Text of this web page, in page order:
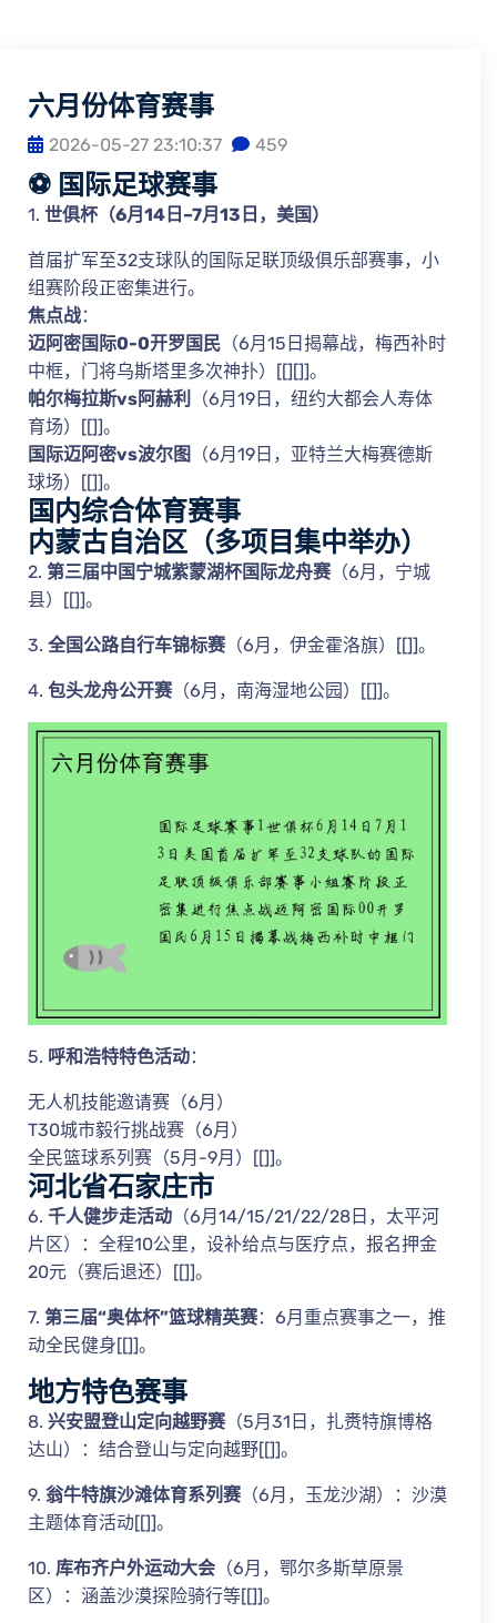
六月份体育赛事
2026-05-27 23:10:37 459
⚽ 国际足球赛事
1. 世俱杯（6月14日–7月13日，美国）
首届扩军至32支球队的国际足联顶级俱乐部赛事，小
组赛阶段正密集进行。
焦点战：
迈阿密国际0-0开罗国民 （6月15日揭幕战，梅西补时
中框，门将乌斯塔里多次神扑）[[][]]。
帕尔梅拉斯vs阿赫利
（6月19日，纽约大都会人寿体
育场）[[]]。
国际迈阿密vs波尔图
（6月19日，亚特兰大梅赛德斯
球场）[[]]。
国内综合体育赛事
内蒙古自治区 （多项目集中举办）
2. 第三届中国宁城紫蒙湖杯国际龙舟赛（6月，宁城
县）[[]]。
3. 全国公路自行车锦标赛（6月，伊金霍洛旗）[[]]。
4. 包头龙舟公开赛（6月，南海湿地公园）[[]]。
5. 呼和浩特特色活动：
无人机技能邀请赛（6月）
T30城市毅行挑战赛（6月）
全民篮球系列赛（5月-9月）[[]]。
河北省石家庄市
6. 千人健步走活动 （6月14/15/21/22/28日，太平河
片区）：全程10公里，设补给点与医疗点，报名押金
20元（赛后退还）[[]]。
7. 第三届“奥体杯”篮球精英赛：6月重点赛事之一，推
动全民健身[[]]。
地方特色赛事
8. 兴安盟登山定向越野赛（5月31日，扎赉特旗博格
达山）：结合登山与定向越野[[]]。
9. 翁牛特旗沙滩体育系列赛（6月，玉龙沙湖）：沙漠
主题体育活动[[]]。
10. 库布齐户外运动大会 （6月，鄂尔多斯草原景
区）：涵盖沙漠探险骑行等[[]]。